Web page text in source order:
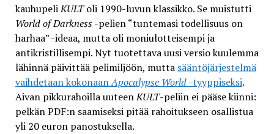
kauhupeliKULToli 1990-luvun klassikko. Se muistutti
World of Darkness-pelien “tuntemasi todellisuus on
harhaa” -ideaa, mutta oli moniulotteisempi ja
antikristillisempi. Nyt tuotettava uusi versio kuulemma
lähinnä päivittää pelimiljöön, mutta sääntöjärjestelmä
vaihdetaan kokonaanApocalypse World-tyyppiseksi.
Aivan pikkurahoilla uuteenKULT-peliin ei pääse kiinni:
pelkän PDF:n saamiseksi pitää rahoitukseen osallistua
yli 20 euron panostuksella.